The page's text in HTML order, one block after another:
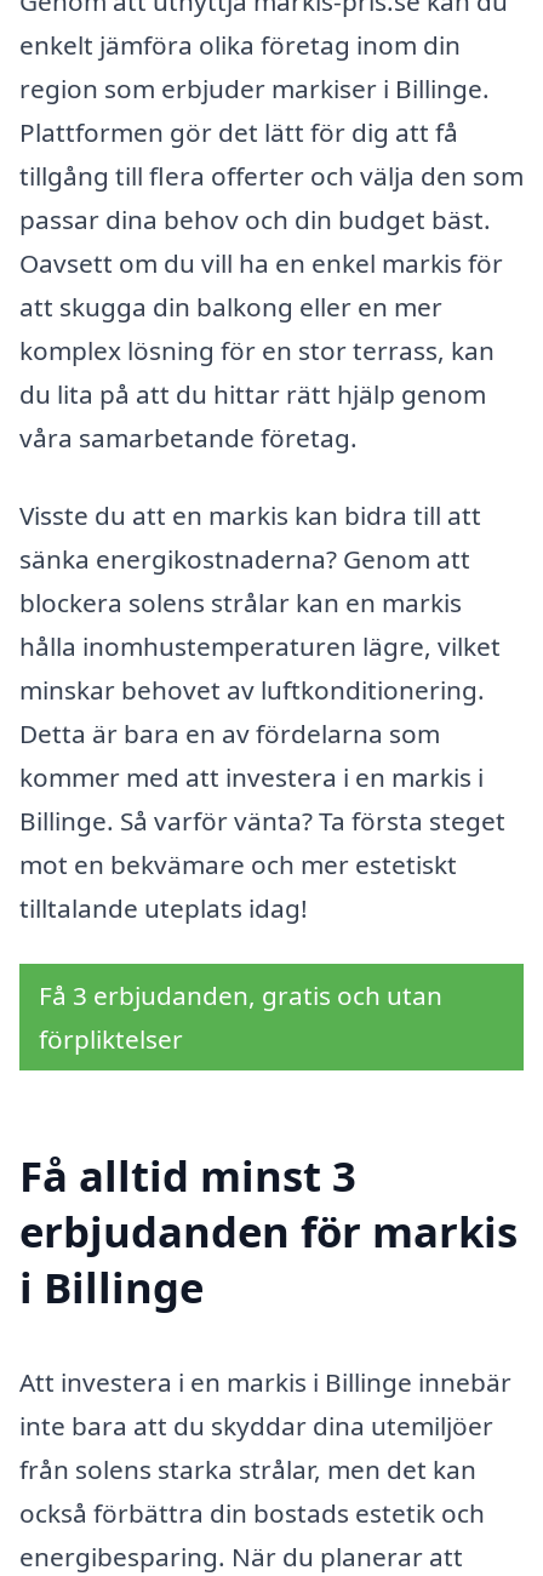
enkelt jämföra olika företag inom din
region som erbjuder markiser i Billinge.
Plattformen gör det lätt för dig att få
tillgång till flera offerter och välja den som
passar dina behov och din budget bäst.
Oavsett om du vill ha en enkel markis för
att skugga din balkong eller en mer
komplex lösning för en stor terrass, kan
du lita på att du hittar rätt hjälp genom
våra samarbetande företag.
Visste du att en markis kan bidra till att
sänka energikostnaderna? Genom att
blockera solens strålar kan en markis
hålla inomhustemperaturen lägre, vilket
minskar behovet av luftkonditionering.
Detta är bara en av fördelarna som
kommer med att investera i en markis i
Billinge. Så varför vänta? Ta första steget
mot en bekvämare och mer estetiskt
tilltalande uteplats idag!
Få 3 erbjudanden, gratis och utan
förpliktelser
Få alltid minst 3
erbjudanden för markis
i Billinge
Att investera i en markis i Billinge innebär
inte bara att du skyddar dina utemiljöer
från solens starka strålar, men det kan
också förbättra din bostads estetik och
energibesparing. När du planerar att